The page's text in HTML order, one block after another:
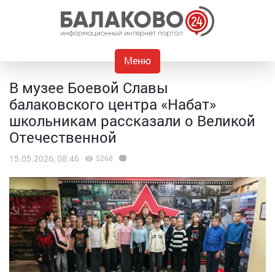
Меню
В музее Боевой Славы
балаковского центра «Набат»
школьникам рассказали о Великой
Отечественной
15.05.2026, 08:46 5268